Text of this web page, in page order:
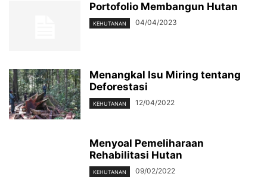
Portofolio Membangun Hutan
KEHUTANAN 04/04/2023
Menangkal Isu Miring tentang
Deforestasi
KEHUTANAN 12/04/2022
Menyoal Pemeliharaan
Rehabilitasi Hutan
KEHUTANAN 09/02/2022